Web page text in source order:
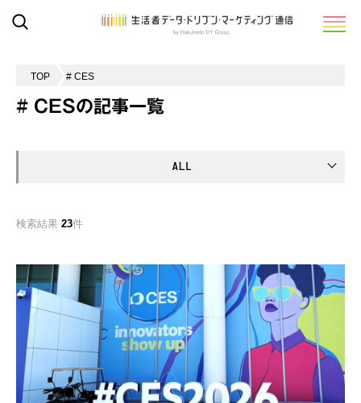
TOP # CES
# CESの記事一覧
検索結果 23件